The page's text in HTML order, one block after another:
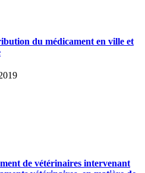
du médicament en ville et
de vétérinaires intervenant